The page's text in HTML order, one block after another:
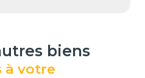
biens
à votre